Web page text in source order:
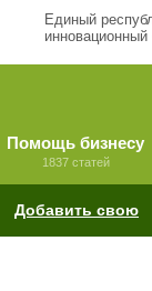
Единый
инновационный
Помощь бизнесу
1837 статей
Добавить свою